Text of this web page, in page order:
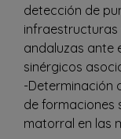
detección de
infraestructuras
andaluzas ante
sinérgicos
-Determinación
de formaciones
matorral en las